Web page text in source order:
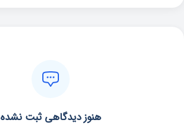
هنوز دیدگاهی ثبت نشده